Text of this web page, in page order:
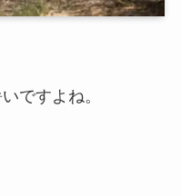
ですよね。